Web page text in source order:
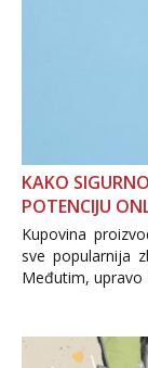
KAKO
POTENCIJU
Kupovina
sve popularnija
Međutim,
i brojni